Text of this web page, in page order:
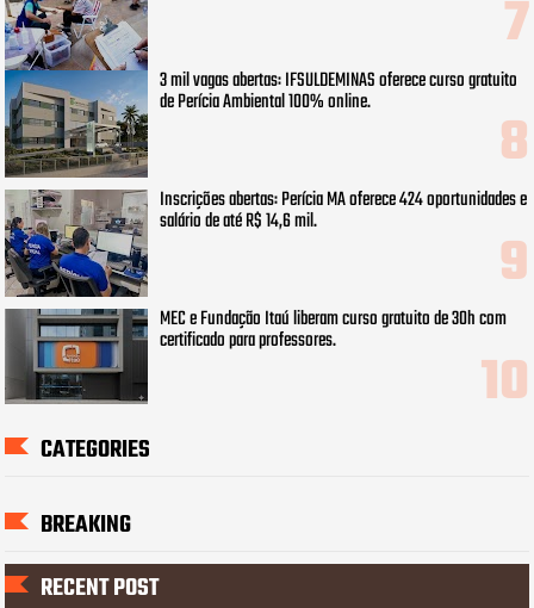
3 mil vagas abertas: IFSULDEMINAS oferece curso gratuito
de Perícia Ambiental 100% online.
Inscrições abertas: Perícia MA oferece 424 oportunidades e
salário de até R$ 14,6 mil.
MEC e Fundação Itaú liberam curso gratuito de 30h com
certificado para professores.
CATEGORIES
BREAKING
RECENT POST